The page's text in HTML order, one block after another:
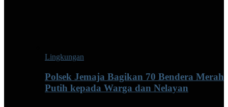
Lingkungan
Polsek Jemaja Bagikan 70 Bendera Merah
Putih kepada Warga dan Nelayan